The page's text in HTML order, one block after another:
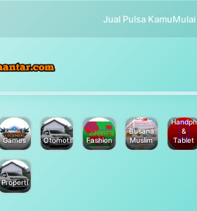
Jual Pulsa Kamu
Games Otomotif Fashion
Busana
Muslim
&
Tablet
Properti